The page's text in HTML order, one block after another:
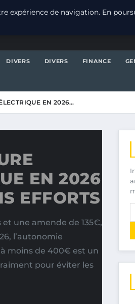
DIVERS DIVERS FINANCE
EN 2026…
EN 2026
EFFORTS
une amende de 135€,
l’autonomie
moins de 400€ est un
pour éviter les
expérience de navigation. En